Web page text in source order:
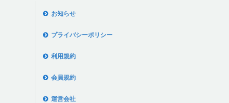
お知らせ
プライバシーポリシー
利用規約
会員規約
運営会社